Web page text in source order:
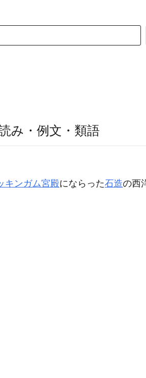
み・例文・類語
キンガム宮殿にならった石造の西